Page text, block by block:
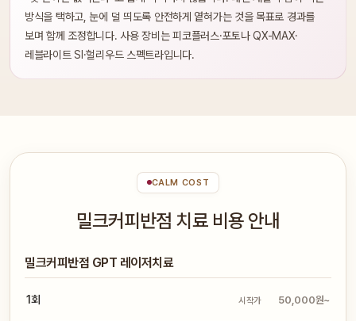
방식을 택하고, 눈에 덜 띄도록 안전하게 옅혀가는 것을 목표로 경과를
보며 함께 조정합니다. 사용 장비는 피코플러스·포토나 QX-MAX·
레블라이트 SI·헐리우드 스펙트라입니다.
CALM COST
밀크커피반점 치료 비용 안내
밀크커피반점 GPT 레이저치료
1회 시작가 50,000원~